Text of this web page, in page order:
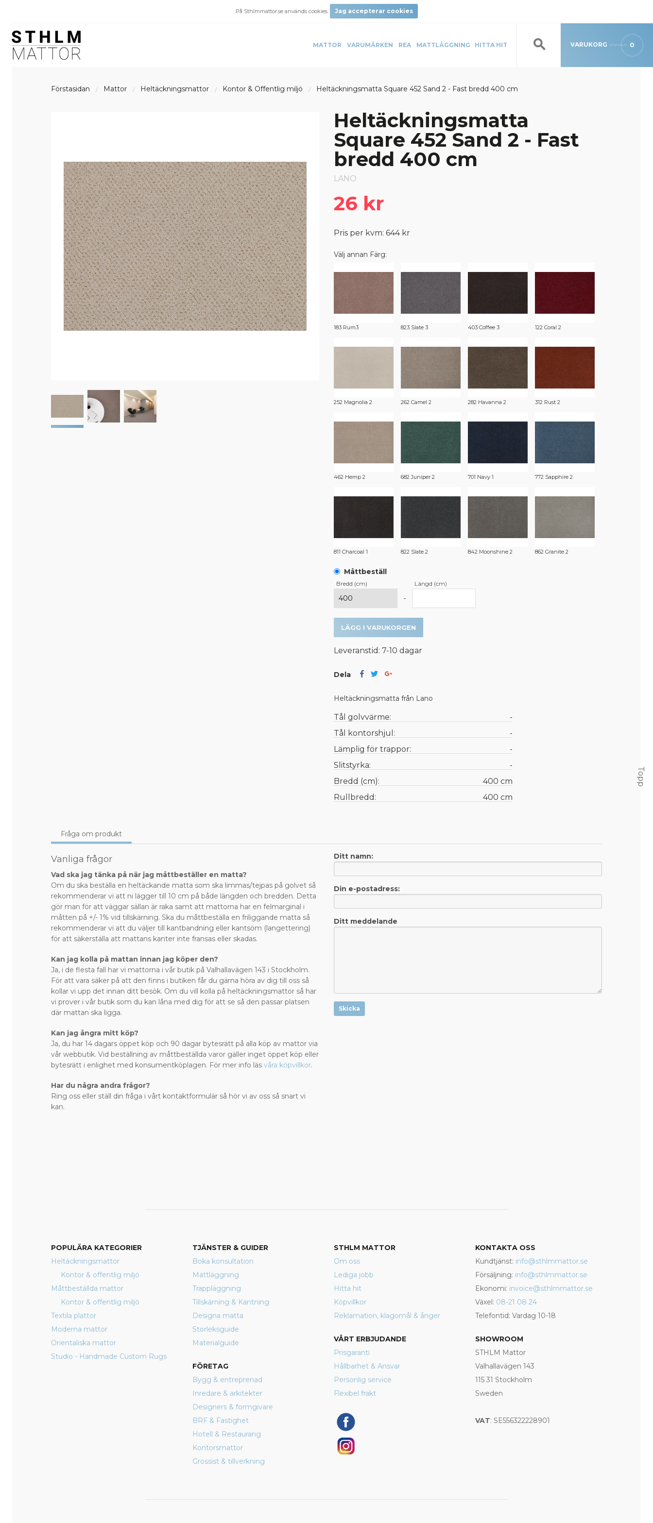
På Sthlmmattor.se används cookies. Jag accepterar cookies
Topp
0
VARUKORG
MATTOR VARUMÄRKEN REA MATTLÄGGNING HITTA HIT
Förstasidan Mattor Heltäckningsmattor Kontor & Offentlig miljö Heltäckningsmatta Square 452 Sand 2 - Fast bredd 400 cm
Heltäckningsmatta
Square 452 Sand 2 - Fast
bredd 400 cm
LANO
26 kr
Pris per kvm: 644 kr
Välj annan Färg:
183 Rum3 823 Slate 3 403 Coffee 3 122 Coral 2
252 Magnolia 2 262 Camel 2 282 Havanna 2 312 Rust 2
462 Hemp 2 682 Juniper 2 701 Navy 1 772 Sapphire 2
811 Charcoal 1 822 Slate 2 842 Moonshine 2 862 Granite 2
Måttbeställ
Bredd (cm)
-
Längd (cm)
LÄGG I VARUKORGEN
Leveranstid: 7-10 dagar
Dela
Heltäckningsmatta från Lano
Tål golvvärme:
-
Tål kontorshjul:
-
Lämplig för trappor:
-
Slitstyrka:
-
Bredd (cm):
400 cm
Rullbredd:
400 cm
Fråga om produkt
Vanliga frågor
Vad ska jag tänka på när jag måttbeställer en matta?
Om du ska beställa en heltäckande matta som ska limmas/tejpas på golvet så
rekommenderar vi att ni lägger till 10 cm på både längden och bredden. Detta
gör man för att väggar sällan är raka samt att mattorna har en felmarginal i
måtten på +/- 1% vid tillskärning. Ska du måttbeställa en friliggande matta så
rekommenderar vi att du väljer till kantbandning eller kantsöm (langettering)
för att säkerställa att mattans kanter inte fransas eller skadas.
Kan jag kolla på mattan innan jag köper den?
Ja, i de flesta fall har vi mattorna i vår butik på Valhallavägen 143 i Stockholm.
För att vara säker på att den finns i butiken får du gärna höra av dig till oss så
kollar vi upp det innan ditt besök. Om du vill kolla på heltäckningsmattor så har
vi prover i vår butik som du kan låna med dig för att se så den passar platsen
där mattan ska ligga.
Kan jag ångra mitt köp?
Ja, du har 14 dagars öppet köp och 90 dagar bytesrätt på alla köp av mattor via
vår webbutik. Vid beställning av måttbeställda varor gäller inget öppet köp eller
bytesrätt i enlighet med konsumentköplagen. För mer info läs våra köpvillkor.
Har du några andra frågor?
Ring oss eller ställ din fråga i vårt kontaktformulär så hör vi av oss så snart vi
kan.
Ditt namn:
Din e-postadress:
Ditt meddelande
Skicka
POPULÄRA KATEGORIER
Heltäckningsmattor
Kontor & offentlig miljö
Måttbeställda mattor
Kontor & offentlig miljö
Textila plattor
Moderna mattor
Orientaliska mattor
Studio - Handmade Custom Rugs
TJÄNSTER & GUIDER
Boka konsultation
Mattläggning
Trappläggning
Tillskärning & Kantning
Designa matta
Storleksguide
Materialguide
FÖRETAG
Bygg & entreprenad
Inredare & arkitekter
Designers & formgivare
BRF & Fastighet
Hotell & Restaurang
Kontorsmattor
Grossist & tillverkning
STHLM MATTOR
Om oss
Lediga jobb
Hitta hit
Köpvillkor
Reklamation, klagomål & ånger
VÅRT ERBJUDANDE
Prisgaranti
Hållbarhet & Ansvar
Personlig service
Flexibel frakt
KONTAKTA OSS
Kundtjänst: info@sthlmmattor.se
Försäljning: info@sthlmmattor.se
Ekonomi: invoice@sthlmmattor.se
Växel: 08-21 08 24
Telefontid: Vardag 10-18
SHOWROOM
STHLM Mattor
Valhallavägen 143
115 31 Stockholm
Sweden
VAT: SE556322228901